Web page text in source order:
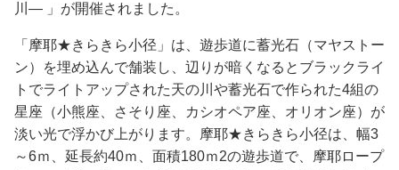
川― 」が開催されました。
「摩耶★きらきら小径」は、遊歩道に蓄光石（マヤストー
ン）を埋め込んで舗装し、辺りが暗くなるとブラックライ
トでライトアップされた天の川や蓄光石で作られた4組の
星座（小熊座、さそり座、カシオペア座、オリオン座）が
淡い光で浮かび上がります。摩耶★きらきら小径は、幅3
～6ｍ、延長約40ｍ、面積180ｍ2の遊歩道で、摩耶ロープ